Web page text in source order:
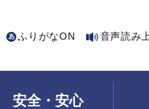
ふりがなON 音声読み
安全・安心